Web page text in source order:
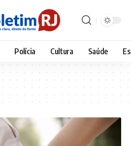
Polícia Cultura Saúde